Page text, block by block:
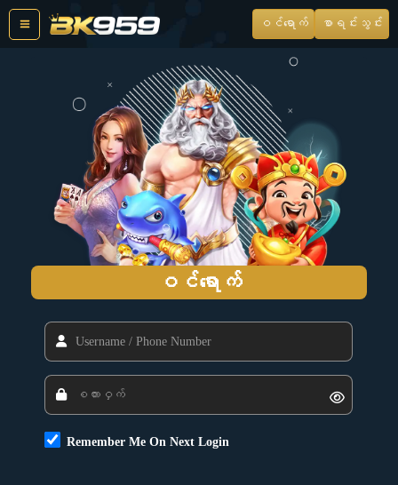
Skip
content
ဝင်ရောက် စာရင်းသွင်း
ဝင်ရောက်
Remember Me On Next Login